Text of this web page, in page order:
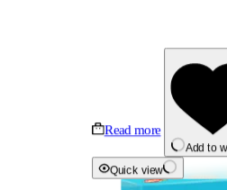
Read more
Add to
Quick view